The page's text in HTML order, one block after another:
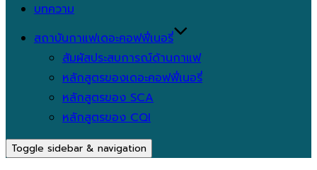
บทความ
สถาบันกาแฟเดอะคอฟฟี่เนอรี่
สัมผัสประสบการณ์ด้านกาแฟ
หลักสูตรของเดอะคอฟฟี่เนอรี่
หลักสูตรของ SCA
หลักสูตรของ CQI
Toggle sidebar & navigation